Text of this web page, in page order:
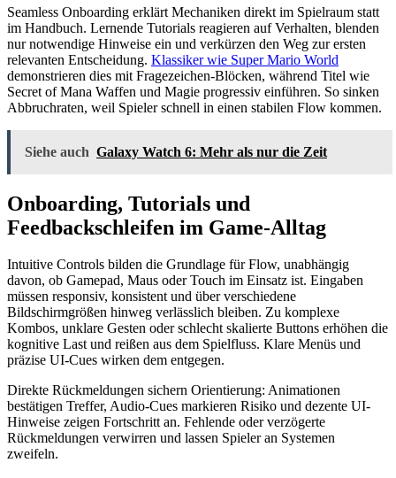
Seamless Onboarding erklärt Mechaniken direkt im Spielraum statt
im Handbuch. Lernende Tutorials reagieren auf Verhalten, blenden
nur notwendige Hinweise ein und verkürzen den Weg zur ersten
relevanten Entscheidung. Klassiker wie Super Mario World
demonstrieren dies mit Fragezeichen-Blöcken, während Titel wie
Secret of Mana Waffen und Magie progressiv einführen. So sinken
Abbruchraten, weil Spieler schnell in einen stabilen Flow kommen.
Siehe auch Galaxy Watch 6: Mehr als nur die Zeit
Onboarding, Tutorials und
Feedbackschleifen im Game-Alltag
Intuitive Controls bilden die Grundlage für Flow, unabhängig
davon, ob Gamepad, Maus oder Touch im Einsatz ist. Eingaben
müssen responsiv, konsistent und über verschiedene
Bildschirmgrößen hinweg verlässlich bleiben. Zu komplexe
Kombos, unklare Gesten oder schlecht skalierte Buttons erhöhen die
kognitive Last und reißen aus dem Spielfluss. Klare Menüs und
präzise UI-Cues wirken dem entgegen.
Direkte Rückmeldungen sichern Orientierung: Animationen
bestätigen Treffer, Audio-Cues markieren Risiko und dezente UI-
Hinweise zeigen Fortschritt an. Fehlende oder verzögerte
Rückmeldungen verwirren und lassen Spieler an Systemen
zweifeln.